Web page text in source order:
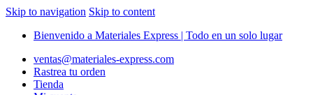
Skip to navigation Skip to content
Bienvenido a Materiales Express | Todo en un solo lugar
ventas@materiales-express.com
Rastrea tu orden
Tienda